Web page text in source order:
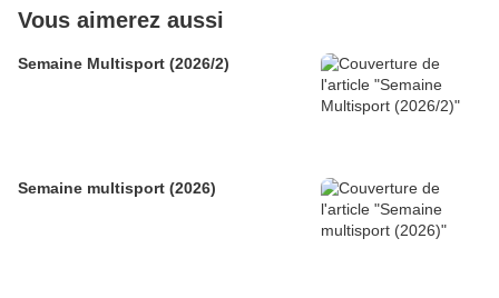
Vous aimerez aussi
Semaine Multisport (2026/2)
Semaine multisport (2026)